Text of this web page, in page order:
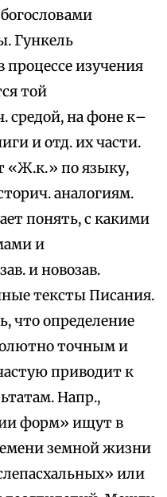
Гункель
процессе изучения
той
средой, на фоне к–
и отд. их части.
«Ж.к.» по языку,
аналогиям.
понять, с какими
и
и новозав.
тексты Писания.
что определение
точным и
приводит к
Напр.,
форм» ищут в
земной жизни
или